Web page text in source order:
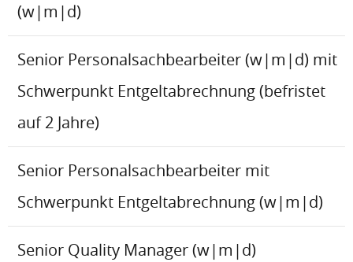
(w|m|d)
Senior Personalsachbearbeiter (w|m|d) mit
Schwerpunkt Entgeltabrechnung (befristet
auf 2 Jahre)
Senior Personalsachbearbeiter mit
Schwerpunkt Entgeltabrechnung (w|m|d)
Senior Quality Manager (w|m|d)